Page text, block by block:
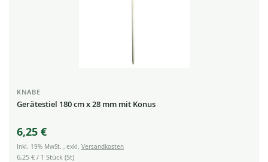
KNABE
Gerätestiel 180 cm x 28 mm mit Konus
6,25 €
Inkl. 19% MwSt. , exkl. Versandkosten
6,25 € / 1 Stück (St)